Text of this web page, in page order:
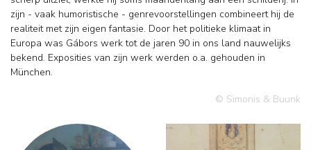
zijn - vaak humoristische - genrevoorstellingen combineert hij de
realiteit met zijn eigen fantasie. Door het politieke klimaat in
Europa was Gábors werk tot de jaren 90 in ons land nauwelijks
bekend. Exposities van zijn werk werden o.a. gehouden in
München.
© Simonis & Buunk